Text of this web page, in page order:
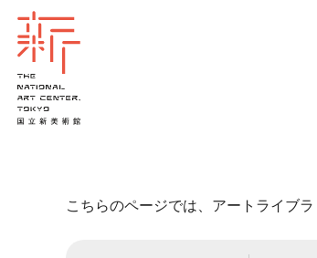
こちらのページでは、アートライブ